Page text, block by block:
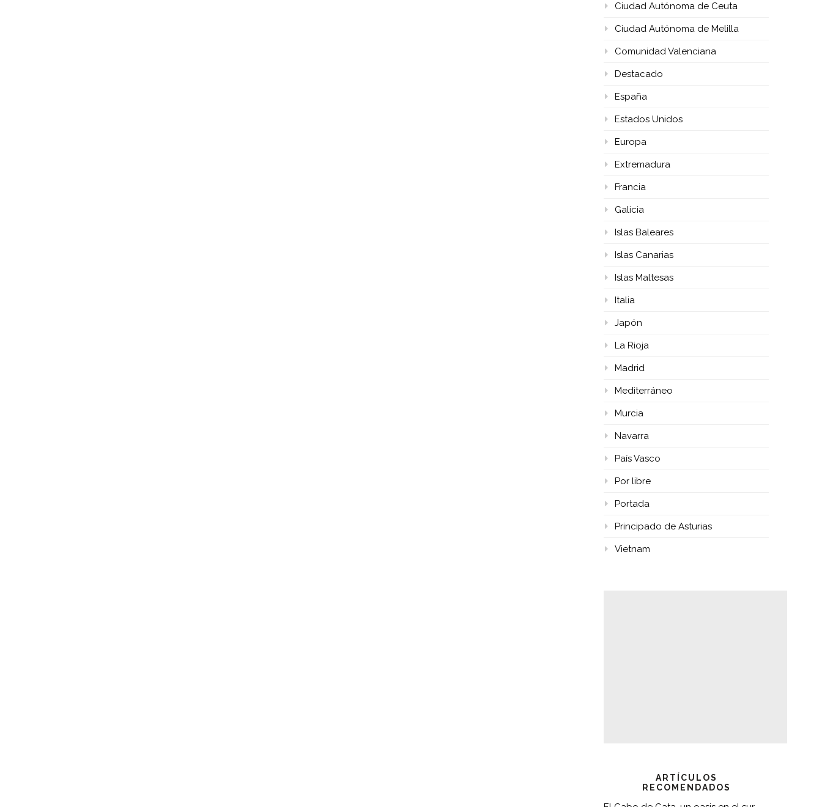
Ciudad Autónoma de Ceuta
Ciudad Autónoma de Melilla
Comunidad Valenciana
Destacado
España
Estados Unidos
Europa
Extremadura
Francia
Galicia
Islas Baleares
Islas Canarias
Islas Maltesas
Italia
Japón
La Rioja
Madrid
Mediterráneo
Murcia
Navarra
País Vasco
Por libre
Portada
Principado de Asturias
Vietnam
ARTÍCULOS
RECOMENDADOS